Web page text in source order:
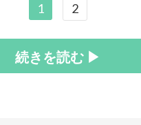
1 2
続きを読む ▶